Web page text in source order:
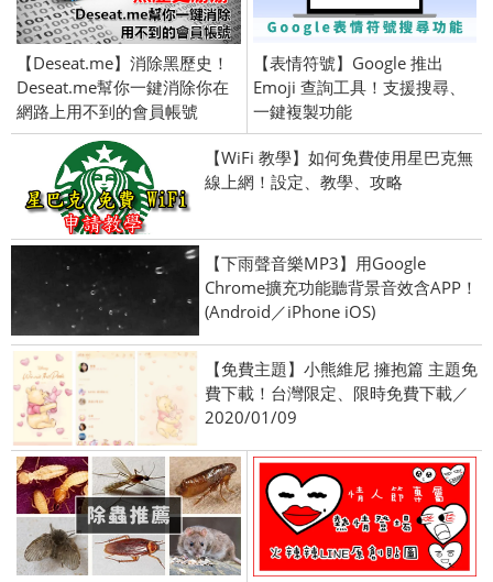
【Deseat.me】消除黑歷史！
Deseat.me幫你一鍵消除你在
網路上用不到的會員帳號
【表情符號】Google 推出
Emoji 查詢工具！支援搜尋、
一鍵複製功能
【WiFi 教學】如何免費使用星巴克無
線上網！設定、教學、攻略
【下雨聲音樂MP3】用Google
Chrome擴充功能聽背景音效含APP！
(Android／iPhone iOS)
【免費主題】小熊維尼 擁抱篇 主題免
費下載！台灣限定、限時免費下載／
2020/01/09